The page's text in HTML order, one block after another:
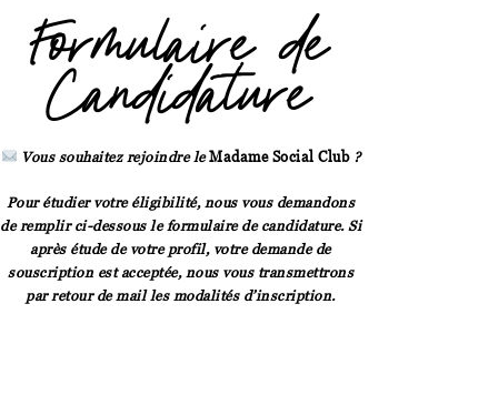
Formulaire de
Candidature
Vous souhaitez rejoindre leMadame Social Club?
Pour étudier votre éligibilité, nous vous demandons
de remplir ci-dessous le formulaire de candidature. Si
après étude de votre profil, votre demande de
souscription est acceptée, nous vous transmettrons
par retour de mail les modalités d’inscription.